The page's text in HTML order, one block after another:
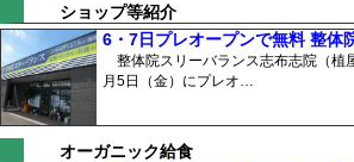
ショップ等紹介
6・7日プレオープンで無料 整体
整体院スリーバランス志布志院（植
月5日（金）にプレオ…
オーガニック給食